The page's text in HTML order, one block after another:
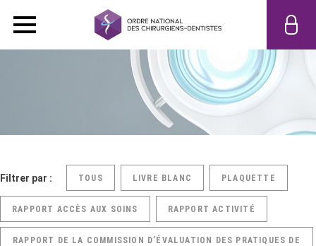
Filtrer par : TOUS LIVRE BLANC PLAQUETTE
RAPPORT ACCÈS AUX SOINS RAPPORT ACTIVITÉ
RAPPORT DE LA COMMISSION D’ÉVALUATION DES PRATIQUES DE